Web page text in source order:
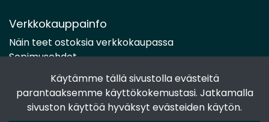
Käytämme tällä sivustolla evästeitä
parantaaksemme käyttökokemustasi. Jatkamalla
sivuston käyttöä hyväksyt evästeiden käytön.
Verkkokauppainfo
Näin teet ostoksia verkkokaupassa
Sopimusehdot
Toimitustavat
Maksutavat
Tietosuojaseloste